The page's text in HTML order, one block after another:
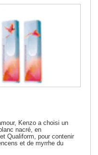
Kenzo a choisi un
nacré, en
Qualiform, pour contenir
et de myrrhe du